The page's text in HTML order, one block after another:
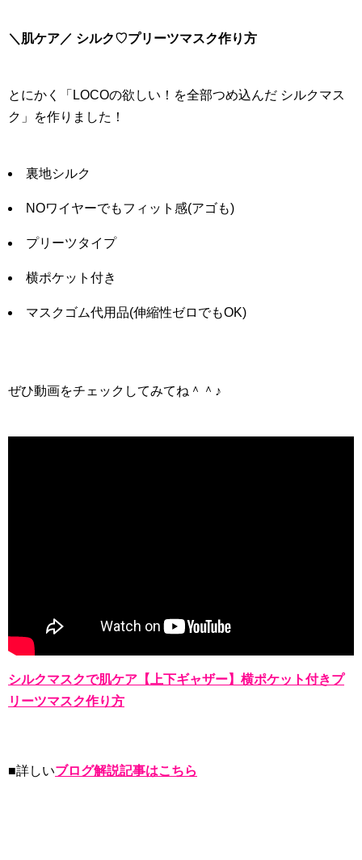
＼肌ケア／ シルク♡プリーツマスク作り方
とにかく「LOCOの欲しい！を全部つめ込んだ シルクマス
ク」を作りました！
裏地シルク
NOワイヤーでもフィット感(アゴも)
プリーツタイプ
横ポケット付き
マスクゴム代用品(伸縮性ゼロでもOK)
ぜひ動画をチェックしてみてね＾＾♪
シルクマスクで肌ケア【上下ギャザー】横ポケット付きプ
リーツマスク作り方
■詳しいブログ解説記事はこちら